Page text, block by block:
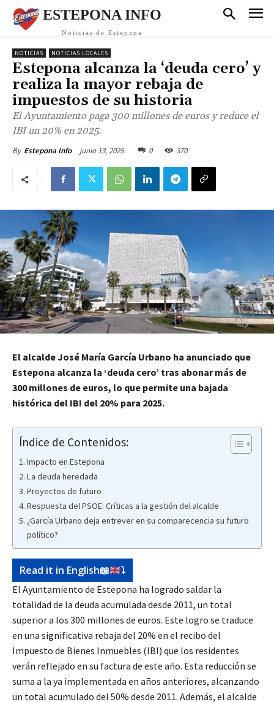
ESTEPONA INFO
Noticias de Estepona
NOTICIAS NOTICIAS LOCALES
Estepona alcanza la ‘deuda cero’ y
realiza la mayor rebaja de
impuestos de su historia
El Ayuntamiento paga 300 millones de euros y reduce el
IBI un 20% en 2025.
By Estepona Info junio 13, 2025 0 370
El alcalde José María García Urbano ha anunciado que
Estepona alcanza la ‘deuda cero’ tras abonar más de
300 millones de euros, lo que permite una bajada
histórica del IBI del 20% para 2025.
Índice de Contenidos:
Impacto en Estepona
La deuda heredada
Proyectos de futuro
Respuesta del PSOE: Críticas a la gestión del alcalde
¿García Urbano deja entrever en su comparecencia su futuro
político?
Read it in English📖 ⤵️
El Ayuntamiento de Estepona ha logrado saldar la
totalidad de la deuda acumulada desde 2011, un total
superior a los 300 millones de euros. Este logro se traduce
en una significativa rebaja del 20% en el recibo del
Impuesto de Bienes Inmuebles (IBI) que los residentes
verán reflejado en su factura de este año. Esta reducción se
suma a la ya implementada en años anteriores, alcanzando
un total acumulado del 50% desde 2011. Además, el alcalde